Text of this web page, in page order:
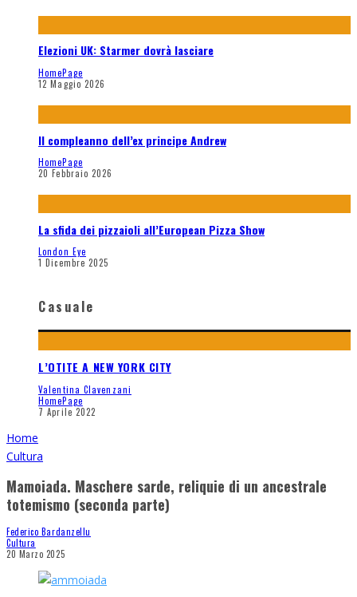
Elezioni UK: Starmer dovrà lasciare
HomePage
12 Maggio 2026
Il compleanno dell’ex principe Andrew
HomePage
20 Febbraio 2026
La sfida dei pizzaioli all’European Pizza Show
London Eye
1 Dicembre 2025
Casuale
L’OTITE A NEW YORK CITY
Valentina Clavenzani
HomePage
7 Aprile 2022
Home
Cultura
Mamoiada. Maschere sarde, reliquie di un ancestrale
totemismo (seconda parte)
Federico Bardanzellu
Cultura
20 Marzo 2025